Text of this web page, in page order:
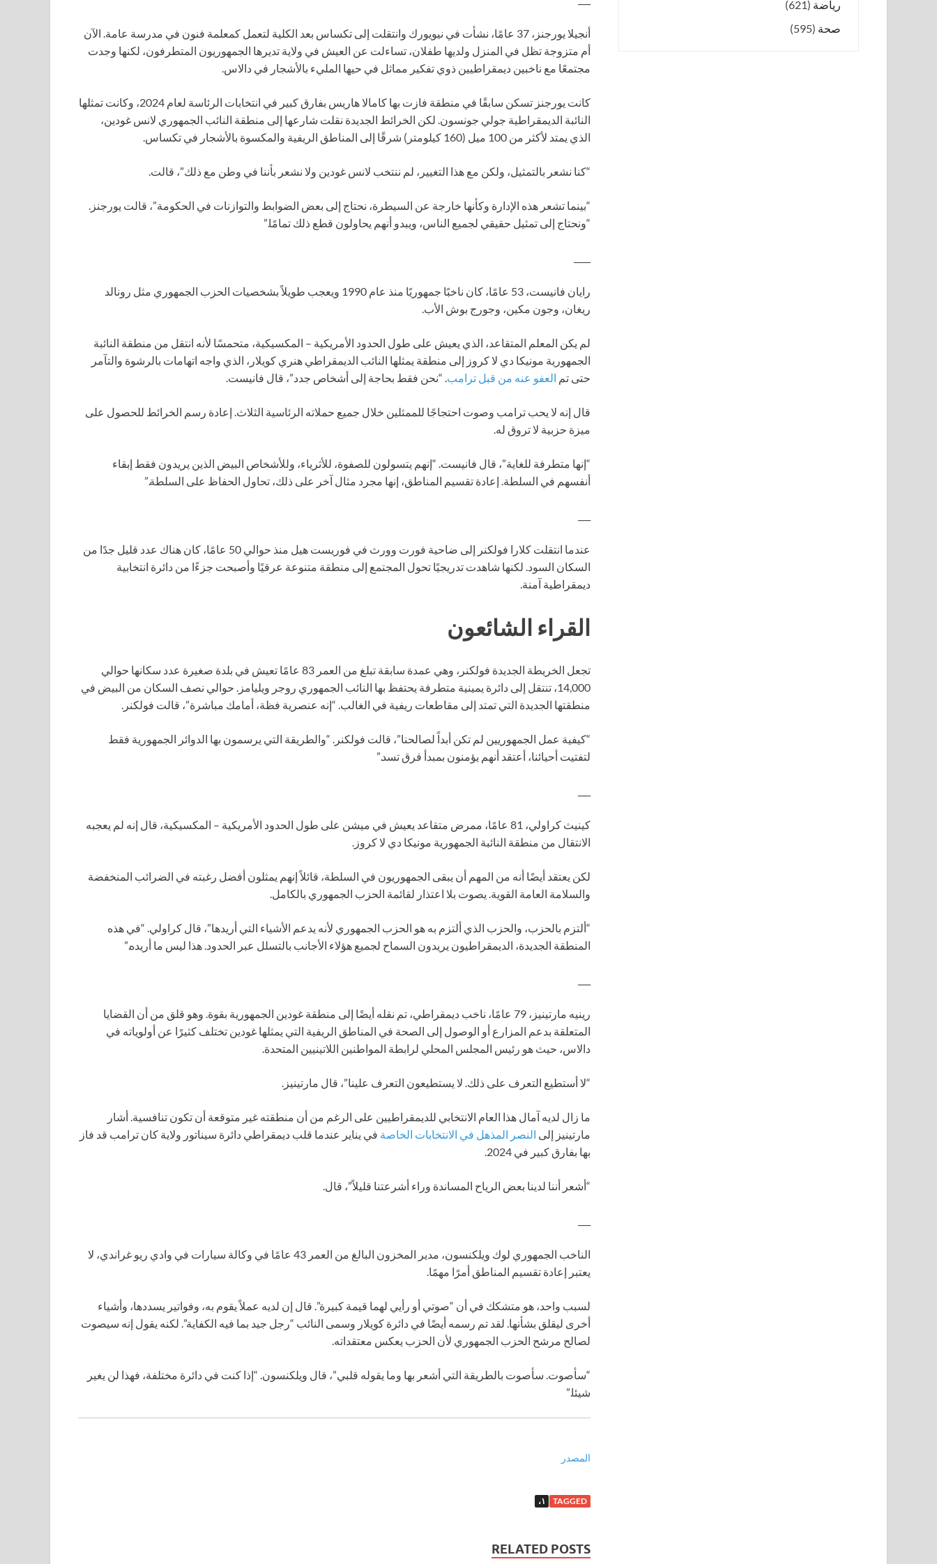
أنجيلا يورجنز، 37 عامًا، نشأت في نيويورك وانتقلت إلى تكساس بعد الكلية لتعمل كمعلمة فنون في مدرسة عامة. الآن
أم متزوجة تظل في المنزل ولديها طفلان، تساءلت عن العيش في ولاية تديرها الجمهوريون المتطرفون، لكنها وجدت
مجتمعًا مع ناخبين ديمقراطيين ذوي تفكير مماثل في حيها المليء بالأشجار في دالاس.
كانت يورجنز تسكن سابقًا في منطقة فازت بها كامالا هاريس بفارق كبير في انتخابات الرئاسة لعام 2024، وكانت تمثلها
النائبة الديمقراطية جولي جونسون. لكن الخرائط الجديدة نقلت شارعها إلى منطقة النائب الجمهوري لانس غودين،
الذي يمتد لأكثر من 100 ميل (160 كيلومتر) شرقًا إلى المناطق الريفية والمكسوة بالأشجار في تكساس.
“كنا نشعر بالتمثيل، ولكن مع هذا التغيير، لم ننتخب لانس غودين ولا نشعر بأننا في وطن مع ذلك”، قالت.
“بينما تشعر هذه الإدارة وكأنها خارجة عن السيطرة، نحتاج إلى بعض الضوابط والتوازنات في الحكومة”، قالت يورجنز.
“ونحتاج إلى تمثيل حقيقي لجميع الناس، ويبدو أنهم يحاولون قطع ذلك تمامًا.”
رايان فانيست، 53 عامًا، كان ناخبًا جمهوريًا منذ عام 1990 ويعجب طويلاً بشخصيات الحزب الجمهوري مثل رونالد
ريغان، وجون مكين، وجورج بوش الأب.
لم يكن المعلم المتقاعد، الذي يعيش على طول الحدود الأمريكية – المكسيكية، متحمسًا لأنه انتقل من منطقة النائبة
الجمهورية مونيكا دي لا كروز إلى منطقة يمثلها النائب الديمقراطي هنري كويلار، الذي واجه اتهامات بالرشوة والتآمر
حتى تم العفو عنه من قبل ترامب. “نحن فقط بحاجة إلى أشخاص جدد”، قال فانيست.
قال إنه لا يحب ترامب وصوت احتجاجًا للممثلين خلال جميع حملاته الرئاسية الثلاث. إعادة رسم الخرائط للحصول على
ميزة حزبية لا تروق له.
“إنها متطرفة للغاية”، قال فانيست. “إنهم يتسولون للصفوة، للأثرياء، وللأشخاص البيض الذين يريدون فقط إبقاء
أنفسهم في السلطة. إعادة تقسيم المناطق، إنها مجرد مثال آخر على ذلك، تحاول الحفاظ على السلطة.”
عندما انتقلت كلارا فولكنر إلى ضاحية فورت وورث في فوريست هيل منذ حوالي 50 عامًا، كان هناك عدد قليل جدًا من
السكان السود. لكنها شاهدت تدريجيًا تحول المجتمع إلى منطقة متنوعة عرقيًا وأصبحت جزءًا من دائرة انتخابية
ديمقراطية آمنة.
القراء الشائعون
تجعل الخريطة الجديدة فولكنر، وهي عمدة سابقة تبلغ من العمر 83 عامًا تعيش في بلدة صغيرة عدد سكانها حوالي
14,000، تنتقل إلى دائرة يمينية متطرفة يحتفظ بها النائب الجمهوري روجر ويليامز. حوالي نصف السكان من البيض في
منطقتها الجديدة التي تمتد إلى مقاطعات ريفية في الغالب. “إنه عنصرية فظة، أمامك مباشرة”، قالت فولكنر.
“كيفية عمل الجمهوريين لم تكن أبداً لصالحنا”، قالت فولكنر. “والطريقة التي يرسمون بها الدوائر الجمهورية فقط
لتفتيت أحيائنا، أعتقد أنهم يؤمنون بمبدأ فرق تسد.”
كينيث كراولي، 81 عامًا، ممرض متقاعد يعيش في ميشن على طول الحدود الأمريكية – المكسيكية، قال إنه لم يعجبه
الانتقال من منطقة النائبة الجمهورية مونيكا دي لا كروز.
لكن يعتقد أيضًا أنه من المهم أن يبقى الجمهوريون في السلطة، قائلاً إنهم يمثلون أفضل رغبته في الضرائب المنخفضة
والسلامة العامة القوية. يصوت بلا اعتذار لقائمة الحزب الجمهوري بالكامل.
“ألتزم بالحزب، والحزب الذي ألتزم به هو الحزب الجمهوري لأنه يدعم الأشياء التي أريدها”، قال كراولي. “في هذه
المنطقة الجديدة، الديمقراطيون يريدون السماح لجميع هؤلاء الأجانب بالتسلل عبر الحدود. هذا ليس ما أريده.”
رينيه مارتينيز، 79 عامًا، ناخب ديمقراطي، تم نقله أيضًا إلى منطقة غودين الجمهورية بقوة. وهو قلق من أن القضايا
المتعلقة بدعم المزارع أو الوصول إلى الصحة في المناطق الريفية التي يمثلها غودين تختلف كثيرًا عن أولوياته في
دالاس، حيث هو رئيس المجلس المحلي لرابطة المواطنين اللاتينيين المتحدة.
“لا أستطيع التعرف على ذلك. لا يستطيعون التعرف علينا”، قال مارتينيز.
ما زال لديه آمال هذا العام الانتخابي للديمقراطيين على الرغم من أن منطقته غير متوقعة أن تكون تنافسية. أشار
مارتينيز إلى النصر المذهل في الانتخابات الخاصة في يناير عندما قلب ديمقراطي دائرة سيناتور ولاية كان ترامب قد فاز
بها بفارق كبير في 2024.
“أشعر أننا لدينا بعض الرياح المساندة وراء أشرعتنا قليلاً”، قال.
الناخب الجمهوري لوك ويلكنسون، مدير المخزون البالغ من العمر 43 عامًا في وكالة سيارات في وادي ريو غراندي، لا
يعتبر إعادة تقسيم المناطق أمرًا مهمًا.
لسبب واحد، هو متشكك في أن “صوتي أو رأيي لهما قيمة كبيرة”. قال إن لديه عملاً يقوم به، وفواتير يسددها، وأشياء
أخرى ليقلق بشأنها. لقد تم رسمه أيضًا في دائرة كويلار وسمى النائب “رجل جيد بما فيه الكفاية”. لكنه يقول إنه سيصوت
لصالح مرشح الحزب الجمهوري لأن الحزب يعكس معتقداته.
“سأصوت. سأصوت بالطريقة التي أشعر بها وما يقوله قلبي”، قال ويلكنسون. “إذا كنت في دائرة مختلفة، فهذا لن يغير
شيئا.”
المصدر
TAGGED ١،
RELATED POSTS
رياضة (621)
صحة (595)